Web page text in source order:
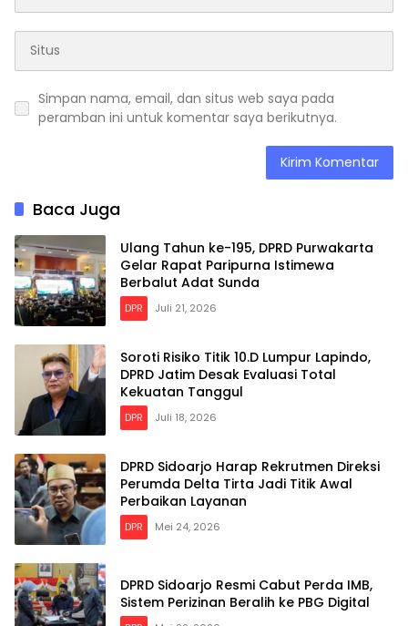
Simpan nama, email, dan situs web saya pada
peramban ini untuk komentar saya berikutnya.
Baca Juga
Ulang Tahun ke-195, DPRD Purwakarta
Gelar Rapat Paripurna Istimewa
Berbalut Adat Sunda
DPR Juli 21, 2026
Soroti Risiko Titik 10.D Lumpur Lapindo,
DPRD Jatim Desak Evaluasi Total
Kekuatan Tanggul
DPR Juli 18, 2026
DPRD Sidoarjo Harap Rekrutmen Direksi
Perumda Delta Tirta Jadi Titik Awal
Perbaikan Layanan
DPR Mei 24, 2026
DPRD Sidoarjo Resmi Cabut Perda IMB,
Sistem Perizinan Beralih ke PBG Digital